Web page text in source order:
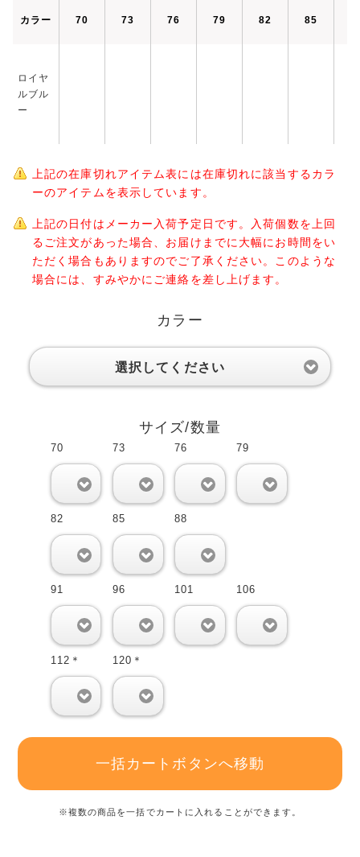
カラー 70 73 76 79 82 85
ロイヤ
ルブル
ー
上記の在庫切れアイテム表には在庫切れに該当するカラ
ーのアイテムを表示しています。
上記の日付はメーカー入荷予定日です。入荷個数を上回
るご注文があった場合、お届けまでに大幅にお時間をい
ただく場合もありますのでご了承ください。このような
場合には、すみやかにご連絡を差し上げます。
カラー
選択してください
サイズ/数量
70 73 76 79
82 85 88
91 96 101 106
112＊ 120＊
一括カートボタンへ移動
※複数の商品を一括でカートに入れることができます。